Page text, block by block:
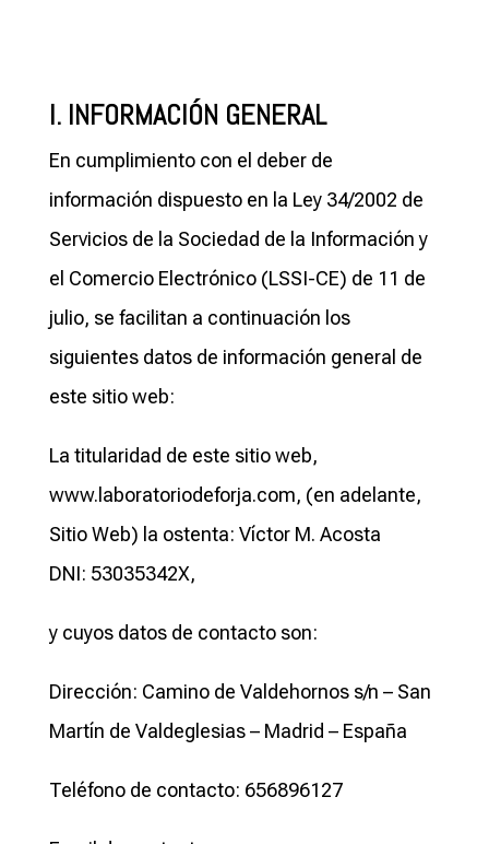
I. INFORMACIÓN GENERAL
En cumplimiento con el deber de
información dispuesto en la Ley 34/2002 de
Servicios de la Sociedad de la Información y
el Comercio Electrónico (LSSI-CE) de 11 de
julio, se facilitan a continuación los
siguientes datos de información general de
este sitio web:
La titularidad de este sitio web,
www.laboratoriodeforja.com, (en adelante,
Sitio Web) la ostenta: Víctor M. Acosta
DNI: 53035342X,
y cuyos datos de contacto son:
Dirección: Camino de Valdehornos s/n – San
Martín de Valdeglesias – Madrid – España
Teléfono de contacto: 656896127